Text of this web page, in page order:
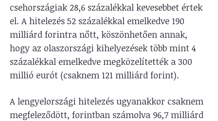
csehországiak 28,6 százalékkal kevesebbet értek
el. A hitelezés 52 százalékkal emelkedve 190
milliárd forintra nőtt, köszönhetően annak,
hogy az olaszországi kihelyezések több mint 4
százalékkal emelkedve megközelítették a 300
millió eurót (csaknem 121 milliárd forint).
A lengyelországi hitelezés ugyanakkor csaknem
megfeleződött, forintban számolva 96,7 milliárd